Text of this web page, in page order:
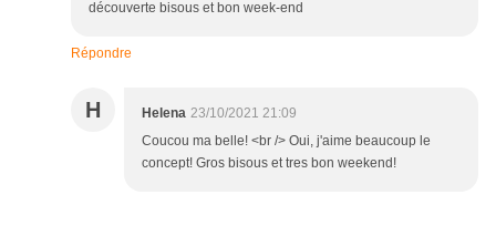
découverte bisous et bon week-end
Répondre
H Helena 23/10/2021 21:09
Coucou ma belle! <br /> Oui, j'aime beaucoup le
concept! Gros bisous et tres bon weekend!